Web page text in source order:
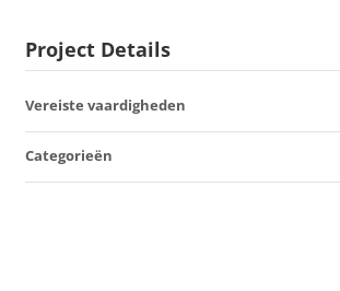
Project Details
Vereiste vaardigheden
Categorieën